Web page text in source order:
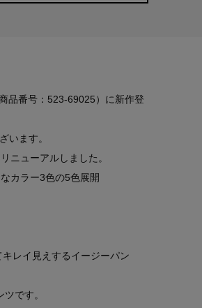
品番号：523-69025）に新作登
います。
ニューアルしました。
カラー3色の5色展開
レイ見えするイージーパン
です。